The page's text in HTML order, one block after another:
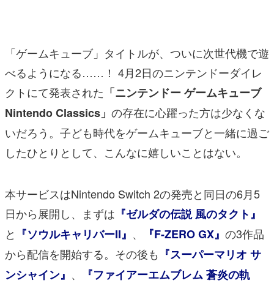
その他
電ファミニコゲーマーとは？
運営：株式会社マレ
「ゲームキューブ」タイトルが、ついに次世代機で遊
べるようになる……！ 4月2日のニンテンドーダイレ
クトにて発表された 「ニンテンドー ゲームキューブ
Nintendo Classics」 の存在に心躍った方は少なくな
いだろう。子ども時代をゲームキューブと一緒に過ご
したひとりとして、こんなに嬉しいことはない。
本サービスはNintendo Switch 2の発売と同日の6月5
日から展開し、まずは 『ゼルダの伝説 風のタクト』
と 『ソウルキャリバーII』 、 『F-ZERO GX』 の3作品
から配信を開始する。その後も 『スーパーマリオ サ
ンシャイン』 、
『ファイアーエムブレム 蒼炎の軌